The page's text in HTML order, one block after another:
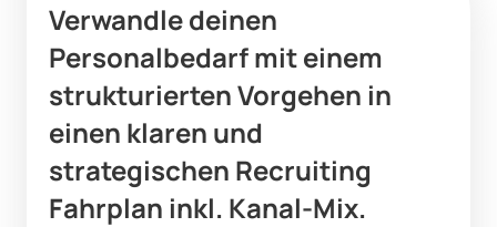
Verwandle deinen
Personalbedarfmit einem
strukturierten Vorgehen in
einen klaren und
strategischen Recruiting
Fahrplan inkl. Kanal-Mix.